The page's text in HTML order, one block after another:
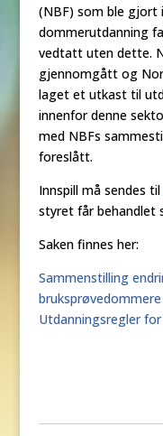
(NBF) som ble gjort
dommerutdanning
vedtatt uten dette.
gjennomgått og
laget et utkast til
innenfor denne
med NBFs
foreslått.
Innspill må sendes til
styret får behandlet
Saken finnes her:
Sammenstilling
bruksprøvedommere
Utdanningsregler